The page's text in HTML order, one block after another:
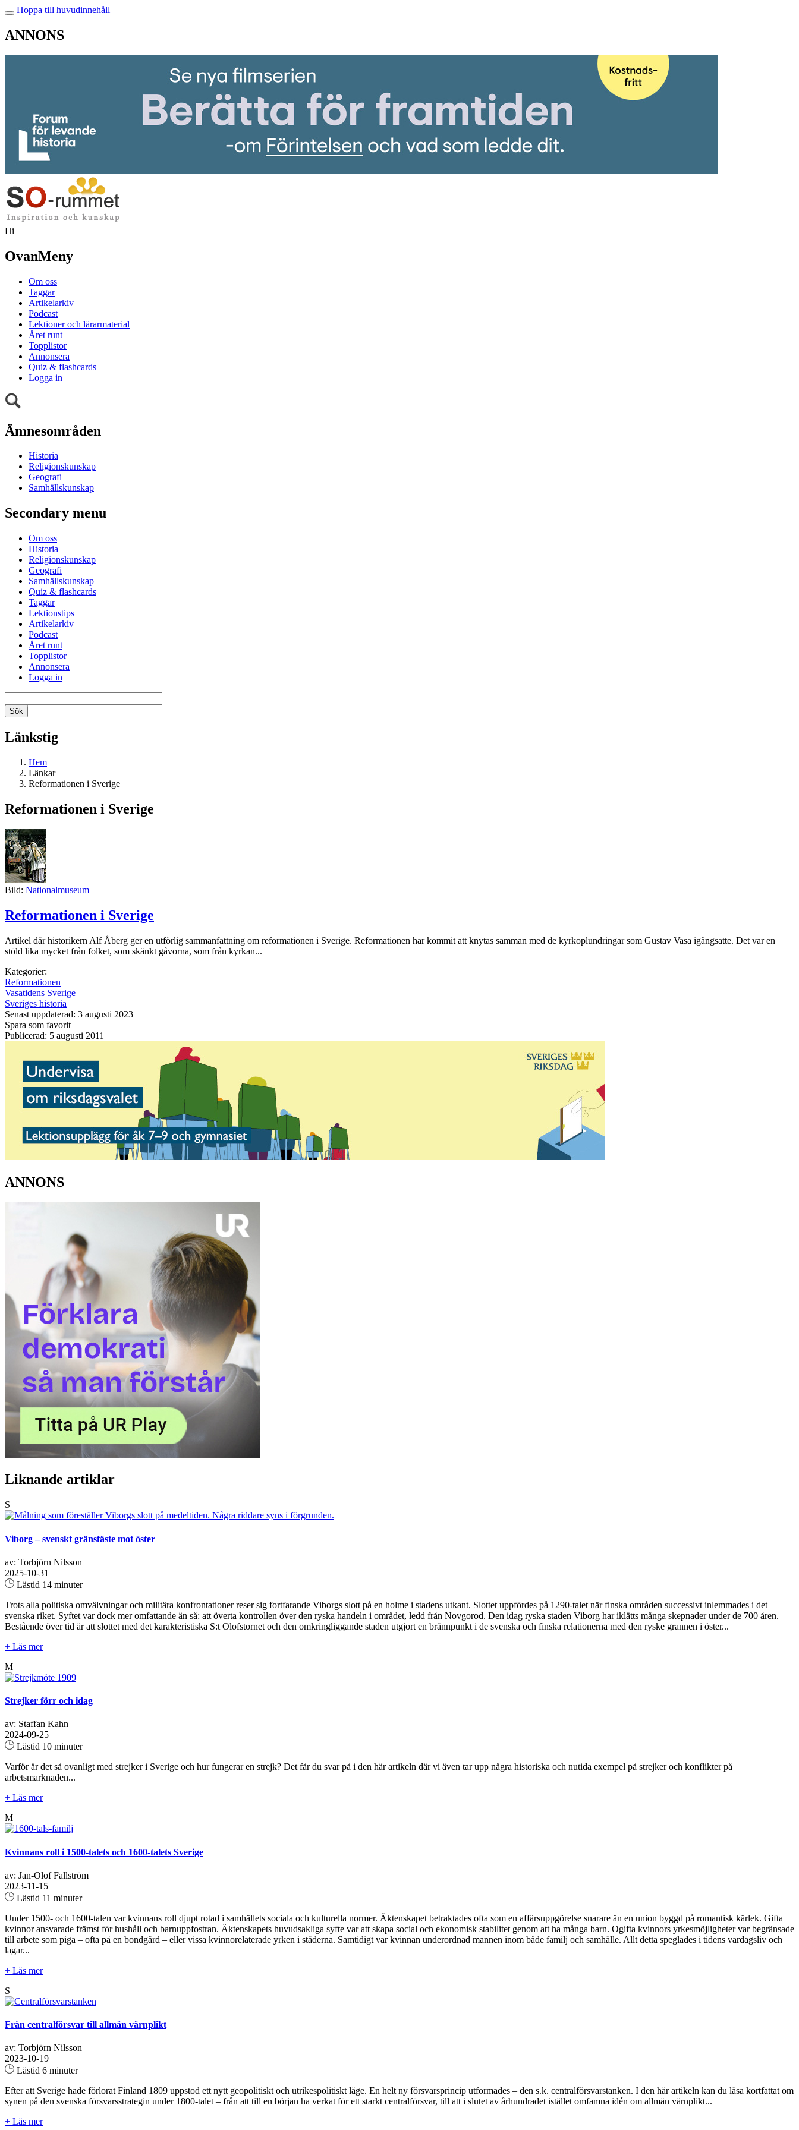
Hoppa till huvudinnehåll
ANNONS
Hi
OvanMeny
Om oss
Taggar
Artikelarkiv
Podcast
Lektioner och lärarmaterial
Året runt
Topplistor
Annonsera
Quiz & flashcards
Logga in
Ämnesområden
Historia
Religionskunskap
Geografi
Samhällskunskap
Secondary menu
Om oss
Historia
Religionskunskap
Geografi
Samhällskunskap
Quiz & flashcards
Taggar
Lektionstips
Artikelarkiv
Podcast
Året runt
Topplistor
Annonsera
Logga in
Länkstig
Hem
Länkar
Reformationen i Sverige
Reformationen i Sverige
Bild: Nationalmuseum
Reformationen i Sverige
Artikel där historikern Alf Åberg ger en utförlig sammanfattning om reformationen i Sverige. Reformationen har kommit att knytas samman med de kyrkoplundringar som Gustav Vasa igångsatte. Det var en
stöld lika mycket från folket, som skänkt gåvorna, som från kyrkan...
Kategorier:
Reformationen
Vasatidens Sverige
Sveriges historia
Senast uppdaterad: 3 augusti 2023
Spara som favorit
Publicerad: 5 augusti 2011
ANNONS
Liknande artiklar
S
Viborg – svenskt gränsfäste mot öster
av: Torbjörn Nilsson
2025-10-31
Lästid 14 minuter
Trots alla politiska omvälvningar och militära konfrontationer reser sig fortfarande Viborgs slott på en holme i stadens utkant. Slottet uppfördes på 1290-talet när finska områden successivt inlemmades i det
svenska riket. Syftet var dock mer omfattande än så: att överta kontrollen över den ryska handeln i området, ledd från Novgorod. Den idag ryska staden Viborg har iklätts många skepnader under de 700 åren.
Bestående över tid är att slottet med det karakteristiska S:t Olofstornet och den omkringliggande staden utgjort en brännpunkt i de svenska och finska relationerna med den ryske grannen i öster...
+ Läs mer
M
Strejker förr och idag
av: Staffan Kahn
2024-09-25
Lästid 10 minuter
Varför är det så ovanligt med strejker i Sverige och hur fungerar en strejk? Det får du svar på i den här artikeln där vi även tar upp några historiska och nutida exempel på strejker och konflikter på
arbetsmarknaden...
+ Läs mer
M
Kvinnans roll i 1500-talets och 1600-talets Sverige
av: Jan-Olof Fallström
2023-11-15
Lästid 11 minuter
Under 1500- och 1600-talen var kvinnans roll djupt rotad i samhällets sociala och kulturella normer. Äktenskapet betraktades ofta som en affärsuppgörelse snarare än en union byggd på romantisk kärlek. Gifta
kvinnor ansvarade främst för hushåll och barnuppfostran. Äktenskapets huvudsakliga syfte var att skapa social och ekonomisk stabilitet genom att ha många barn. Ogifta kvinnors yrkesmöjligheter var begränsade
till arbete som piga – ofta på en bondgård – eller vissa kvinnorelaterade yrken i städerna. Samtidigt var kvinnan underordnad mannen inom både familj och samhälle. Allt detta speglades i tidens vardagsliv och
lagar...
+ Läs mer
S
Från centralförsvar till allmän värnplikt
av: Torbjörn Nilsson
2023-10-19
Lästid 6 minuter
Efter att Sverige hade förlorat Finland 1809 uppstod ett nytt geopolitiskt och utrikespolitiskt läge. En helt ny försvarsprincip utformades – den s.k. centralförsvarstanken. I den här artikeln kan du läsa kortfattat om
synen på den svenska försvarsstrategin under 1800-talet – från att till en början ha verkat för ett starkt centralförsvar, till att i slutet av århundradet istället omfamna idén om allmän värnplikt...
+ Läs mer